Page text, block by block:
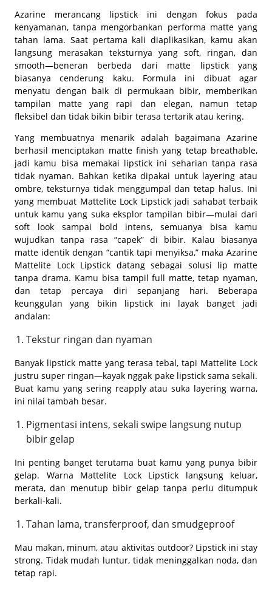
Azarine merancang lipstick ini dengan fokus pada
kenyamanan, tanpa mengorbankan performa matte yang
tahan lama. Saat pertama kali diaplikasikan, kamu akan
langsung merasakan teksturnya yang soft, ringan, dan
smooth—beneran berbeda dari matte lipstick yang
biasanya cenderung kaku. Formula ini dibuat agar
menyatu dengan baik di permukaan bibir, memberikan
tampilan matte yang rapi dan elegan, namun tetap
fleksibel dan tidak bikin bibir terasa tertarik atau kering.
Yang membuatnya menarik adalah bagaimana Azarine
berhasil menciptakan matte finish yang tetap breathable,
jadi kamu bisa memakai lipstick ini seharian tanpa rasa
tidak nyaman. Bahkan ketika dipakai untuk layering atau
ombre, teksturnya tidak menggumpal dan tetap halus. Ini
yang membuat Mattelite Lock Lipstick jadi sahabat terbaik
untuk kamu yang suka eksplor tampilan bibir—mulai dari
soft look sampai bold intens, semuanya bisa kamu
wujudkan tanpa rasa “capek” di bibir. Kalau biasanya
matte identik dengan “cantik tapi menyiksa,” maka Azarine
Mattelite Lock Lipstick datang sebagai solusi lip matte
tanpa drama. Kamu bisa tampil full matte, tetap nyaman,
dan tetap percaya diri sepanjang hari. Beberapa
keunggulan yang bikin lipstick ini layak banget jadi
andalan:
Tekstur ringan dan nyaman
Banyak lipstick matte yang terasa tebal, tapi Mattelite Lock
justru super ringan—kayak nggak pake lipstick sama sekali.
Buat kamu yang sering reapply atau suka layering warna,
ini nilai tambah besar.
Pigmentasi intens, sekali swipe langsung nutup
bibir gelap
Ini penting banget terutama buat kamu yang punya bibir
gelap. Warna Mattelite Lock Lipstick langsung keluar,
merata, dan menutup bibir gelap tanpa perlu ditumpuk
berkali-kali.
Tahan lama, transferproof, dan smudgeproof
Mau makan, minum, atau aktivitas outdoor? Lipstick ini stay
strong. Tidak mudah luntur, tidak meninggalkan noda, dan
tetap rapi.